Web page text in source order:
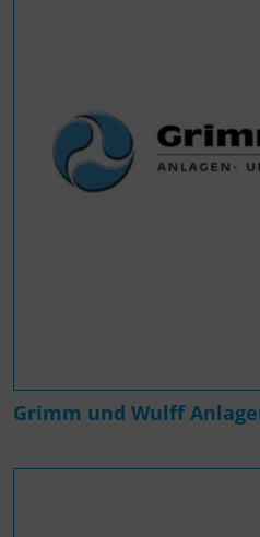
Grimm und Wulff